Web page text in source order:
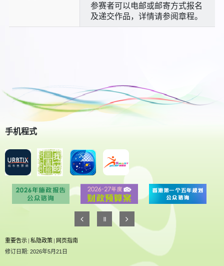
参赛者可以电邮或邮寄方式报名
及递交作品，详情请参阅章程。
手机程式
重要告示 | 私隐政策 | 网页指南
修订日期: 2026年5月21日